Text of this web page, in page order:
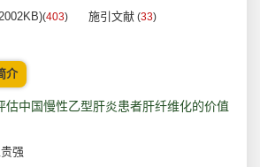
(403) 施引文献 (33)
介
估中国慢性乙型肝炎患者肝纤维化的价值
强